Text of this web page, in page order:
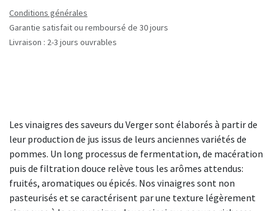
Conditions générales
Garantie satisfait ou remboursé de 30 jours
Livraison : 2-3 jours ouvrables
Les vinaigres des saveurs du Verger sont élaborés à partir de
leur production de jus issus de leurs anciennes variétés de
pommes. Un long processus de fermentation, de macération
puis de filtration douce relève tous les arômes attendus:
fruités, aromatiques ou épicés. Nos vinaigres sont non
pasteurisés et se caractérisent par une texture légèrement